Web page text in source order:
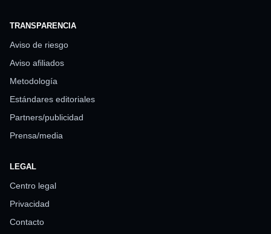
TRANSPARENCIA
Aviso de riesgo
Aviso afiliados
Metodología
Estándares editoriales
Partners/publicidad
Prensa/media
LEGAL
Centro legal
Privacidad
Contacto